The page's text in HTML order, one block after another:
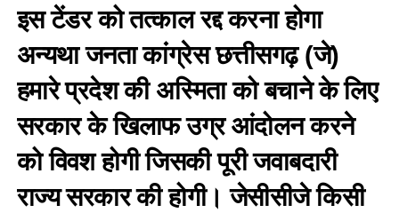
इस टेंडर को तत्काल रद्द करना होगा
अन्यथा जनता कांग्रेस छत्तीसगढ़ (जे)
हमारे प्रदेश की अस्मिता को बचाने के लिए
सरकार के खिलाफ उग्र आंदोलन करने
को विवश होगी जिसकी पूरी जवाबदारी
राज्य सरकार की होगी। जेसीसीजे किसी